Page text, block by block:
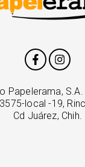
Papelerama, S.A.
local -19,
Cd Juárez, Chih.